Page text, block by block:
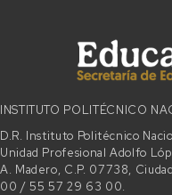
INSTITUTO POLITÉCNICO
D.R. Instituto Politécnico
Unidad Profesional Adolfo
A. Madero, C.P. 07738,
00 / 55 57 29 63 00.